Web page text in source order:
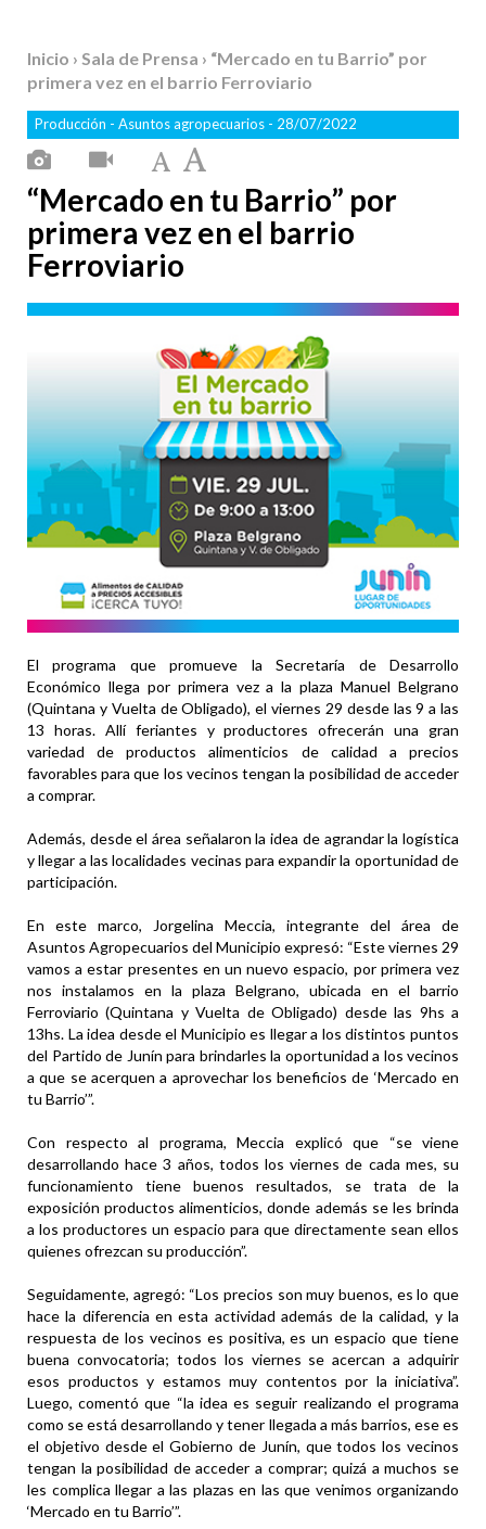
Inicio › Sala de Prensa › “Mercado en tu Barrio” por
primera vez en el barrio Ferroviario
Producción - Asuntos agropecuarios - 28/07/2022
“Mercado en tu Barrio” por
primera vez en el barrio
Ferroviario
El programa que promueve la Secretaría de Desarrollo
Económico llega por primera vez a la plaza Manuel Belgrano
(Quintana y Vuelta de Obligado), el viernes 29 desde las 9 a las
13 horas. Allí feriantes y productores ofrecerán una gran
variedad de productos alimenticios de calidad a precios
favorables para que los vecinos tengan la posibilidad de acceder
a comprar.
Además, desde el área señalaron la idea de agrandar la logística
y llegar a las localidades vecinas para expandir la oportunidad de
participación.
En este marco, Jorgelina Meccia, integrante del área de
Asuntos Agropecuarios del Municipio expresó: “Este viernes 29
vamos a estar presentes en un nuevo espacio, por primera vez
nos instalamos en la plaza Belgrano, ubicada en el barrio
Ferroviario (Quintana y Vuelta de Obligado) desde las 9hs a
13hs. La idea desde el Municipio es llegar a los distintos puntos
del Partido de Junín para brindarles la oportunidad a los vecinos
a que se acerquen a aprovechar los beneficios de ‘Mercado en
tu Barrio’”.
Con respecto al programa, Meccia explicó que “se viene
desarrollando hace 3 años, todos los viernes de cada mes, su
funcionamiento tiene buenos resultados, se trata de la
exposición productos alimenticios, donde además se les brinda
a los productores un espacio para que directamente sean ellos
quienes ofrezcan su producción”.
Seguidamente, agregó: “Los precios son muy buenos, es lo que
hace la diferencia en esta actividad además de la calidad, y la
respuesta de los vecinos es positiva, es un espacio que tiene
buena convocatoria; todos los viernes se acercan a adquirir
esos productos y estamos muy contentos por la iniciativa”.
Luego, comentó que “la idea es seguir realizando el programa
como se está desarrollando y tener llegada a más barrios, ese es
el objetivo desde el Gobierno de Junín, que todos los vecinos
tengan la posibilidad de acceder a comprar; quizá a muchos se
les complica llegar a las plazas en las que venimos organizando
‘Mercado en tu Barrio’”.